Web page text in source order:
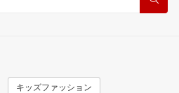
キッズファッション